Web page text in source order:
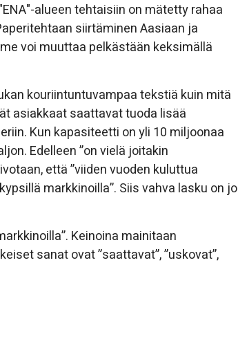
alueen tehtaisiin on mätetty rahaa
siirtäminen Aasiaan ja
voi muuttaa pelkästään keksimällä
kouriintuntuvampaa tekstiä kuin mitä
asiakkaat saattavat tuoda lisää
Kun kapasiteetti on yli 10 miljoonaa
Edelleen ”on vielä joitakin
että ”viiden vuoden kuluttua
markkinoilla”. Siis vahva lasku on jo
Keinoina mainitaan
sanat ovat ”saattavat”, ”uskovat”,